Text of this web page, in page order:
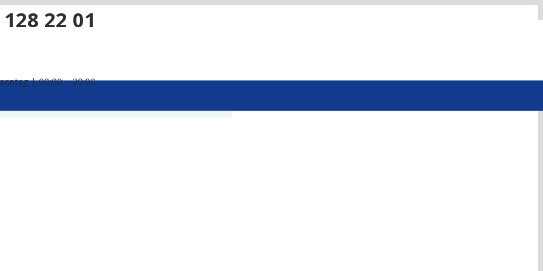
22 01
| 08:00 – 20:00